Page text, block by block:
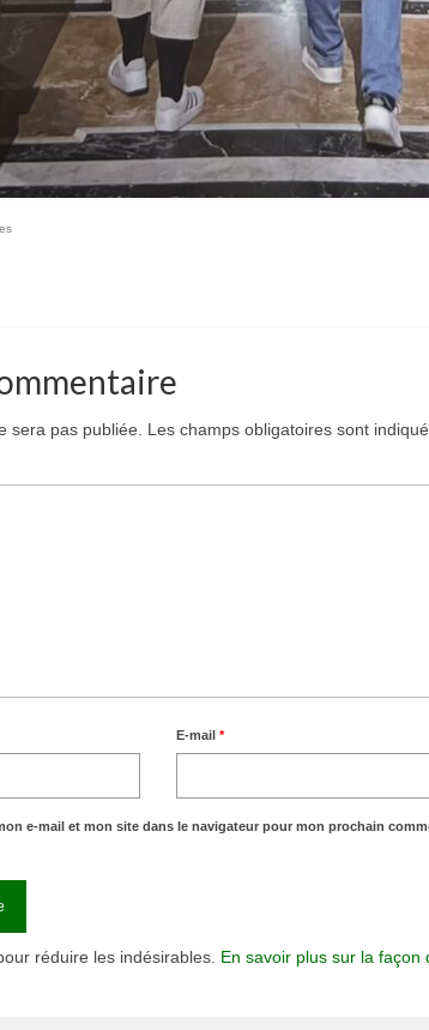
sera pas publiée. Les champs obligatoires sont
E-mail*
e-mail et mon site dans le navigateur pour mon prochain
réduire les indésirables. En savoir plus sur la